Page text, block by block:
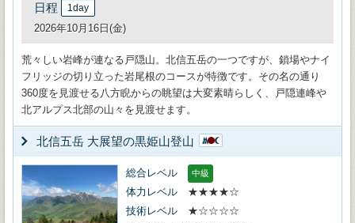
日程 1day
2026年10月16日(金)
荒々しい岩峰が連なる戸隠山。北信五岳の一つですが、鎖場やナイ
フリッジの切り立った岩尾根のコースが特徴です。その名の通り
360度を見渡せる八方睨からの眺望は大変素晴らしく、戸隠連峰や
北アルプス北部の山々を見渡せます。
北信五岳 大展望の黒姫山登山
総合レベル 中級
体力レベル
★★★★☆
技術レベル
★☆☆☆☆